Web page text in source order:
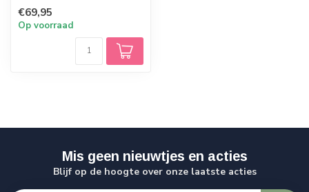
lucht). Ook...
€69,95
Op voorraad
Mis geen nieuwtjes en acties
Blijf op de hoogte over onze laatste acties